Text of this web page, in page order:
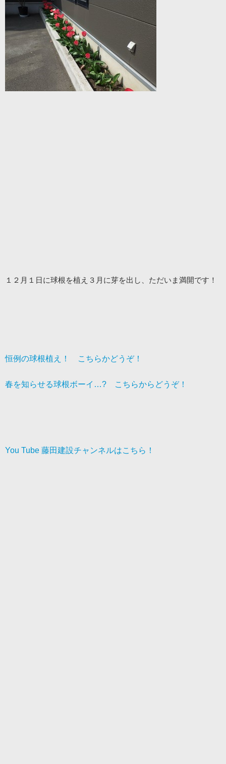
１２月１日に球根を植え３月に芽を出し、ただいま満開です！
恒例の球根植え！ こちらかどうぞ！
春を知らせる球根ボーイ…? こちらからどうぞ！
You Tube 藤田建設チャンネルはこちら！